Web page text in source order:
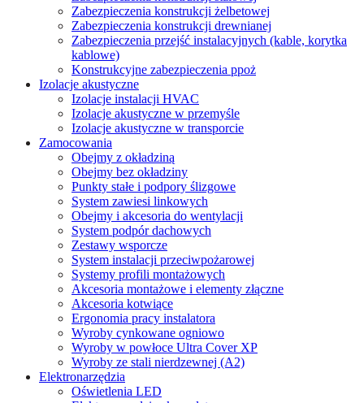
Zabezpieczenia konstrukcji żelbetowej
Zabezpieczenia konstrukcji drewnianej
Zabezpieczenia przejść instalacyjnych (kable, korytka
kablowe)
Konstrukcyjne zabezpieczenia ppoż
Izolacje akustyczne
Izolacje instalacji HVAC
Izolacje akustyczne w przemyśle
Izolacje akustyczne w transporcie
Zamocowania
Obejmy z okładziną
Obejmy bez okładziny
Punkty stałe i podpory ślizgowe
System zawiesi linkowych
Obejmy i akcesoria do wentylacji
System podpór dachowych
Zestawy wsporcze
System instalacji przeciwpożarowej
Systemy profili montażowych
Akcesoria montażowe i elementy złączne
Akcesoria kotwiące
Ergonomia pracy instalatora
Wyroby cynkowane ogniowo
Wyroby w powłoce Ultra Cover XP
Wyroby ze stali nierdzewnej (A2)
Elektronarzędzia
Oświetlenia LED